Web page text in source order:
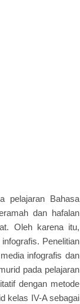
pelajaran Bahasa
dan hafalan
Oleh karena itu,
Penelitian
infografis dan
pada pelajaran
dengan metode
kelas IV-A sebagai